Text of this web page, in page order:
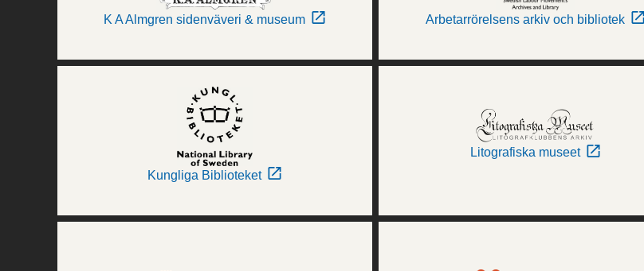
K A Almgren sidenväveri & museum Arbetarrörelsens arkiv och bibliotek
Kungliga Biblioteket
Litografiska museet